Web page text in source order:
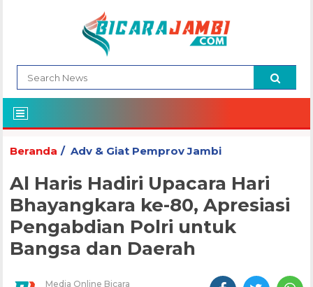
Beranda Adv & Giat Pemprov Jambi
Al Haris Hadiri Upacara Hari
Bhayangkara ke-80, Apresiasi
Pengabdian Polri untuk
Bangsa dan Daerah
Media Online Bicara